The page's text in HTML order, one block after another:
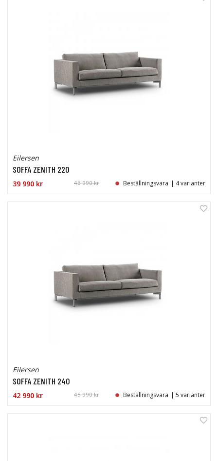
Eilersen
SOFFA ZENITH 220
39 990 kr 43 990 kr Beställningsvara | 4 varianter
Eilersen
SOFFA ZENITH 240
42 990 kr 45 990 kr Beställningsvara | 5 varianter